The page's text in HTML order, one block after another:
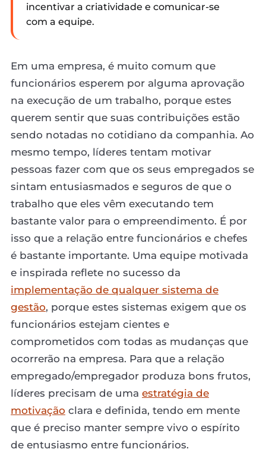
incentivar a criatividade e comunicar-se
com a equipe.
Em uma empresa, é muito comum que
funcionários esperem por alguma aprovação
na execução de um trabalho, porque estes
querem sentir que suas contribuições estão
sendo notadas no cotidiano da companhia. Ao
mesmo tempo, líderes tentam motivar
pessoas fazer com que os seus empregados se
sintam entusiasmados e seguros de que o
trabalho que eles vêm executando tem
bastante valor para o empreendimento. É por
isso que a relação entre funcionários e chefes
é bastante importante. Uma equipe motivada
e inspirada reflete no sucesso da
implementação de qualquer sistema de
gestão, porque estes sistemas exigem que os
funcionários estejam cientes e
comprometidos com todas as mudanças que
ocorrerão na empresa. Para que a relação
empregado/empregador produza bons frutos,
líderes precisam de uma estratégia de
motivação clara e definida, tendo em mente
que é preciso manter sempre vivo o espírito
de entusiasmo entre funcionários.